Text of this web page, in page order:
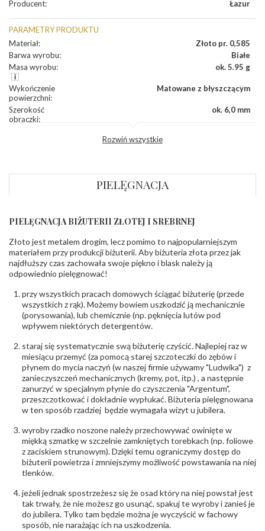
Producent: Łazur
PARAMETRY PRODUKTU
Materiał:
Złoto pr. 0,585
Barwa wyrobu:
Białe
Masa wyrobu: ok. 5.95 g
Wykończenie
powierzchni:
Matowane z błyszczącym
Szerokość
obrączki:
ok. 6,0 mm
INNE PARAMETRY
Producent
odpowiedzialny:
Łazur sp.j. Kowalowy 134 38-200 Jasło; NIP:
6850004631; tel.13 44 56 100;
biuro@obraczki.pl ,PZ Stelmach Sp. z o.o. ul.
Północna 22 45-805 Opole; NIP 7542889545;
Tel. +48 77 54 90 100; biuro@stelmach.pl
Bezpieczeństwo
- rodzaj
ostrzeżenia:
Nie nadaje się dla dzieci w wieku poniżej 3 lat
, Elementy w wyrobie wykonane z białego złota
zawierają nikiel
Rozwiń wszystkie
PIELĘGNACJA
PIELĘGNACJA BIŻUTERII ZŁOTEJ I SREBRNEJ
Złoto jest metalem drogim, lecz pomimo to najpopularniejszym
materiałem przy produkcji biżuterii. Aby biżuteria złota przez jak
najdłuższy czas zachowała swoje piękno i blask należy ją
odpowiednio pielęgnować!
przy wszystkich pracach domowych ściągać biżuterię (przede
wszystkich z rąk). Możemy bowiem uszkodzić ją mechanicznie
(porysowania), lub chemicznie (np. pęknięcia lutów pod
wpływem niektórych detergentów.
staraj się systematycznie swą biżuterię czyścić. Najlepiej raz w
miesiącu przemyć (za pomocą starej szczoteczki do zębów i
płynem do mycia naczyń (w naszej firmie używamy "Ludwika") z
zanieczyszczeń mechanicznych (kremy, pot, itp.) , a następnie
zanurzyć w specjalnym płynie do czyszczenia "Argentum",
przeszczotkować i dokładnie wypłukać. Biżuteria pielęgnowana
w ten sposób rzadziej będzie wymagała wizyt u jubilera.
wyroby rzadko noszone należy przechowywać owinięte w
miękką szmatkę w szczelnie zamkniętych torebkach (np. foliowe
z zaciskiem strunowym). Dzięki temu ograniczymy dostęp do
biżuterii powietrza i zmniejszymy możliwość powstawania na niej
tlenków.
jeżeli jednak spostrzeżesz się że osad który na niej powstał jest
tak trwały, że nie możesz go usunąć, spakuj te wyroby i zanieś je
do jubilera. Tylko tam będzie można je wyczyścić w fachowy
sposób, nie narażając ich na uszkodzenia.